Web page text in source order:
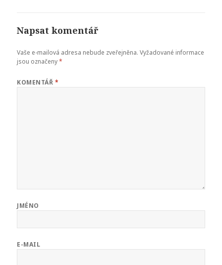
Napsat komentář
Vaše e-mailová adresa nebude zveřejněna. Vyžadované informace
jsou označeny*
KOMENTÁŘ *
JMÉNO
E-MAIL